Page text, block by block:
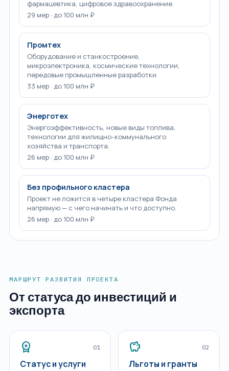
фармацевтика, цифровое здравоохранение.
29 мер · до 100 млн ₽
Промтех
Оборудование и станкостроение,
микроэлектроника, космические технологии,
передовые промышленные разработки.
33 мер · до 100 млн ₽
Энерготех
Энергоэффективность, новые виды топлива,
технологии для жилищно-коммунального
хозяйства и транспорта.
26 мер · до 100 млн ₽
Без профильного кластера
Проект не ложится в четыре кластера Фонда
напрямую — с чего начинать и что доступно.
26 мер · до 100 млн ₽
МАРШРУТ РАЗВИТИЯ ПРОЕКТА
От статуса до инвестиций и
экспорта
workspace_premium 01
Статус и услуги
savings 02
Льготы и гранты